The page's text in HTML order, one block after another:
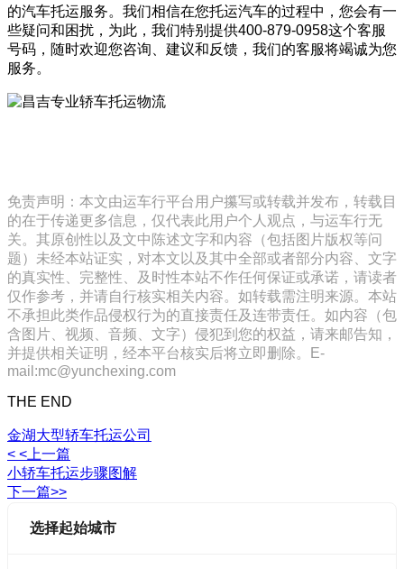
的汽车托运服务。我们相信在您托运汽车的过程中，您会有一
些疑问和困扰，为此，我们特别提供400-879-0958这个客服
号码，随时欢迎您咨询、建议和反馈，我们的客服将竭诚为您
服务。
免责声明：本文由运车行平台用户攥写或转载并发布，转载目
的在于传递更多信息，仅代表此用户个人观点，与运车行无
关。其原创性以及文中陈述文字和内容（包括图片版权等问
题）未经本站证实，对本文以及其中全部或者部分内容、文字
的真实性、完整性、及时性本站不作任何保证或承诺，请读者
仅作参考，并请自行核实相关内容。如转载需注明来源。本站
不承担此类作品侵权行为的直接责任及连带责任。如内容（包
含图片、视频、音频、文字）侵犯到您的权益，请来邮告知，
并提供相关证明，经本平台核实后将立即删除。E-
mail:mc@yunchexing.com
THE END
金湖大型轿车托运公司
< <上一篇
小轿车托运步骤图解
下一篇>>
选择起始城市